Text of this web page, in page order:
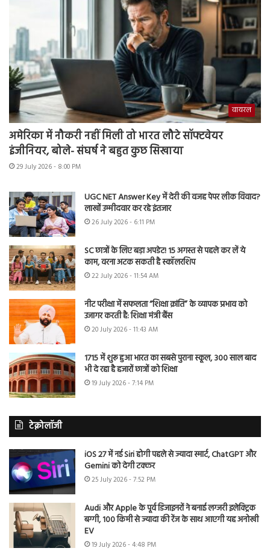
वायरल
अमेरिका में नौकरी नहीं मिली तो भारत लौटे सॉफ्टवेयर
इंजीनियर, बोले- संघर्ष ने बहुत कुछ सिखाया
29 July 2026 - 8:00 PM
UGC NET Answer Key में देरी की वजह पेपर लीक विवाद?
लाखों उम्मीदवार कर रहे इंतजार
26 July 2026 - 6:11 PM
SC छात्रों के लिए बड़ा अपडेट! 15 अगस्त से पहले कर लें ये
काम, वरना अटक सकती है स्कॉलरशिप
22 July 2026 - 11:54 AM
नीट परीक्षा में सफलता “शिक्षा क्रांति” के व्यापक प्रभाव को
उजागर करती है: शिक्षा मंत्री बैंस
20 July 2026 - 11:43 AM
1715 में शुरू हुआ भारत का सबसे पुराना स्कूल, 300 साल बाद
भी दे रहा है हजारों छात्रों को शिक्षा
19 July 2026 - 7:14 PM
टेक्नोलॉजी
iOS 27 में नई Siri होगी पहले से ज्यादा स्मार्ट, ChatGPT और
Gemini को देगी टक्कर
25 July 2026 - 7:52 PM
Audi और Apple के पूर्व डिजाइनरों ने बनाई लग्जरी इलेक्ट्रिक
बग्गी, 100 किमी से ज्यादा की रेंज के साथ आएगी यह अनोखी
EV
19 July 2026 - 4:48 PM